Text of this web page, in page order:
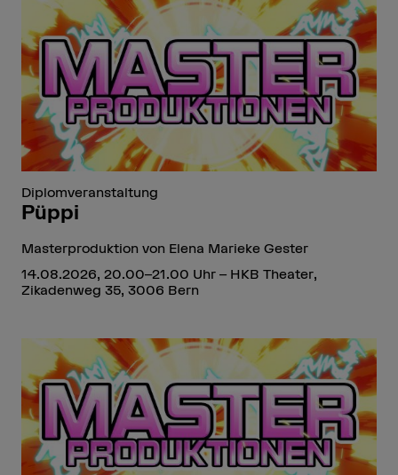
Diplomveranstaltung
Püppi
Masterproduktion von Elena Marieke Gester
14.08.2026, 20.00–21.00 Uhr – HKB Theater,
Zikadenweg 35, 3006 Bern